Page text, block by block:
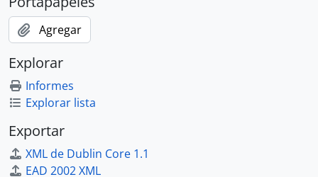
Agregar
Explorar
Informes
Explorar lista
Exportar
XML de Dublin Core 1.1
EAD 2002 XML